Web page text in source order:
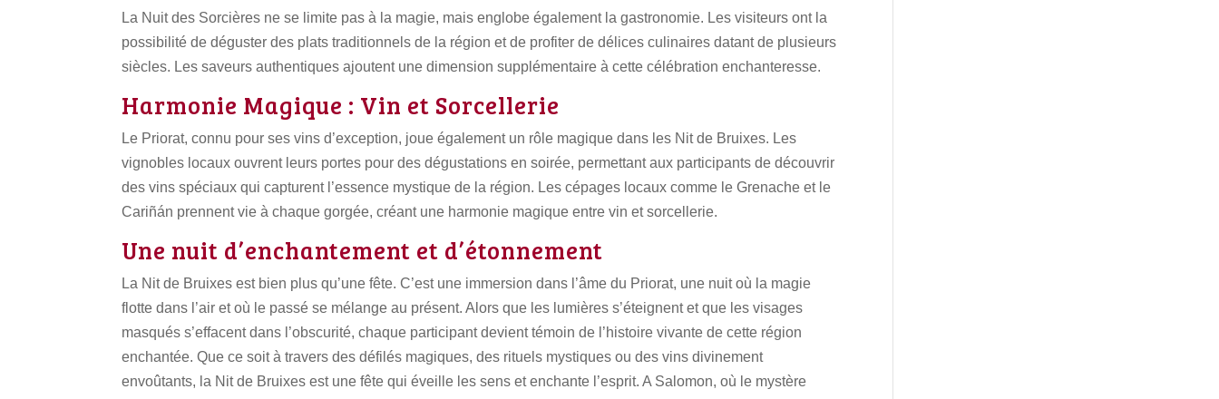
La Nuit des Sorcières ne se limite pas à la magie, mais englobe également la gastronomie. Les visiteurs ont la
possibilité de déguster des plats traditionnels de la région et de profiter de délices culinaires datant de plusieurs
siècles. Les saveurs authentiques ajoutent une dimension supplémentaire à cette célébration enchanteresse.
Harmonie Magique : Vin et Sorcellerie
Le Priorat, connu pour ses vins d’exception, joue également un rôle magique dans les Nit de Bruixes. Les
vignobles locaux ouvrent leurs portes pour des dégustations en soirée, permettant aux participants de découvrir
des vins spéciaux qui capturent l’essence mystique de la région. Les cépages locaux comme le Grenache et le
Cariñán prennent vie à chaque gorgée, créant une harmonie magique entre vin et sorcellerie.
Une nuit d’enchantement et d’étonnement
La Nit de Bruixes est bien plus qu’une fête. C’est une immersion dans l’âme du Priorat, une nuit où la magie
flotte dans l’air et où le passé se mélange au présent. Alors que les lumières s’éteignent et que les visages
masqués s’effacent dans l’obscurité, chaque participant devient témoin de l’histoire vivante de cette région
enchantée. Que ce soit à travers des défilés magiques, des rituels mystiques ou des vins divinement
envoûtants, la Nit de Bruixes est une fête qui éveille les sens et enchante l’esprit. A Salomon, où le mystère